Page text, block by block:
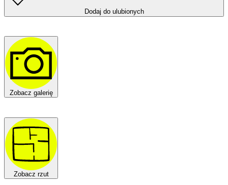
Dodaj do ulubionych
Zobacz galerię
Zobacz rzut